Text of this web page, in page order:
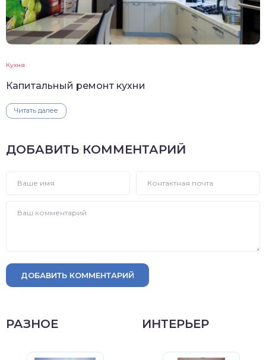
Кухня
Капитальный ремонт кухни
Читать далее
ДОБАВИТЬ КОММЕНТАРИЙ
ДОБАВИТЬ КОММЕНТАРИЙ
РАЗНОЕ ИНТЕРЬЕР